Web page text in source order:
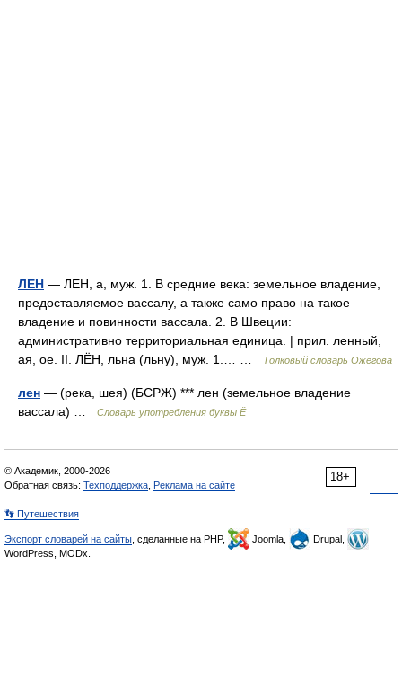
ЛЕН — ЛЕН, а, муж. 1. В средние века: земельное владение,
предоставляемое вассалу, а также само право на такое
владение и повинности вассала. 2. В Швеции:
административно территориальная единица. | прил. ленный,
ая, ое. II. ЛЁН, льна (льну), муж. 1.… …
Толковый словарь Ожегова
лен — (река, шея) (БСРЖ) *** лен (земельное владение
вассала) …
Словарь употребления буквы Ё
18+
© Академик, 2000-2026
Обратная связь: Техподдержка Реклама на сайте
👣 Путешествия
Экспорт словарей на сайты , сделанные на PHP, Joomla,
Drupal,
WordPress, MODx.